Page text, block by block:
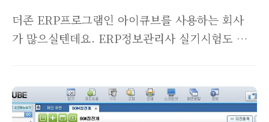
더존 ERP프로그램인 아이큐브를 사용하는 회사
가 많으실텐데요. ERP정보관리사 실기시험도 더
로그램 1위 회사답습니다. 당연히 저희회사도 더
존 아이큐브를 사용중인데요. 간혹 직원의 컴퓨터